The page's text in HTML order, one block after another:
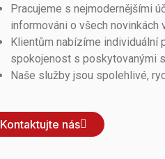
Pracujeme s nejmodernějšími
informováni o všech
Klientům nabízíme individuální
spokojenost s poskytovanými
Naše služby jsou spolehlivé,
Kontaktujte nás